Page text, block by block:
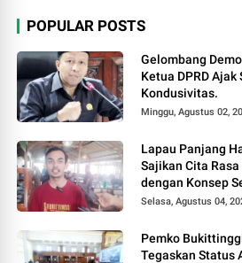
POPULAR POSTS
Gelombang
Ketua DPRD
Kondusivitas.
Minggu, Agustus 02,
Lapau Panjang
Sajikan Cita
dengan Konsep
Selasa, Agustus 04,
Pemko
Tegaskan Status